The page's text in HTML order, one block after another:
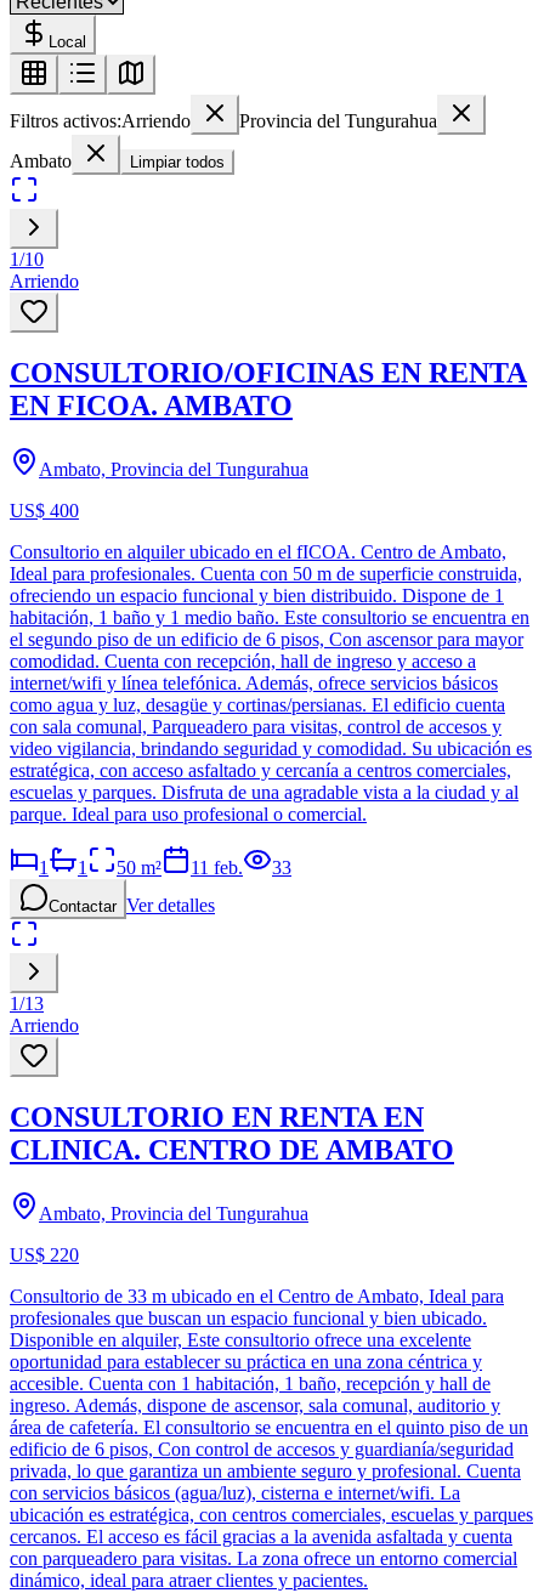
Local
Filtros activos:Arriendo
Provincia del Tungurahua
Ambato
Limpiar todos
1/10
Arriendo
CONSULTORIO/OFICINAS EN RENTA
EN FICOA. AMBATO
Ambato, Provincia del Tungurahua
US$ 400
Consultorio en alquiler ubicado en el fICOA. Centro de Ambato,
Ideal para profesionales. Cuenta con 50 m de superficie construida,
ofreciendo un espacio funcional y bien distribuido. Dispone de 1
habitación, 1 baño y 1 medio baño. Este consultorio se encuentra en
el segundo piso de un edificio de 6 pisos, Con ascensor para mayor
comodidad. Cuenta con recepción, hall de ingreso y acceso a
internet/wifi y línea telefónica. Además, ofrece servicios básicos
como agua y luz, desagüe y cortinas/persianas. El edificio cuenta
con sala comunal, Parqueadero para visitas, control de accesos y
video vigilancia, brindando seguridad y comodidad. Su ubicación es
estratégica, con acceso asfaltado y cercanía a centros comerciales,
escuelas y parques. Disfruta de una agradable vista a la ciudad y al
parque. Ideal para uso profesional o comercial.
1 1 50 m² 11 feb. 33
Contactar Ver detalles
1/13
Arriendo
CONSULTORIO EN RENTA EN
CLINICA. CENTRO DE AMBATO
Ambato, Provincia del Tungurahua
US$ 220
Consultorio de 33 m ubicado en el Centro de Ambato, Ideal para
profesionales que buscan un espacio funcional y bien ubicado.
Disponible en alquiler, Este consultorio ofrece una excelente
oportunidad para establecer su práctica en una zona céntrica y
accesible. Cuenta con 1 habitación, 1 baño, recepción y hall de
ingreso. Además, dispone de ascensor, sala comunal, auditorio y
área de cafetería. El consultorio se encuentra en el quinto piso de un
edificio de 6 pisos, Con control de accesos y guardianía/seguridad
privada, lo que garantiza un ambiente seguro y profesional. Cuenta
con servicios básicos (agua/luz), cisterna e internet/wifi. La
ubicación es estratégica, con centros comerciales, escuelas y parques
cercanos. El acceso es fácil gracias a la avenida asfaltada y cuenta
con parqueadero para visitas. La zona ofrece un entorno comercial
dinámico, ideal para atraer clientes y pacientes.